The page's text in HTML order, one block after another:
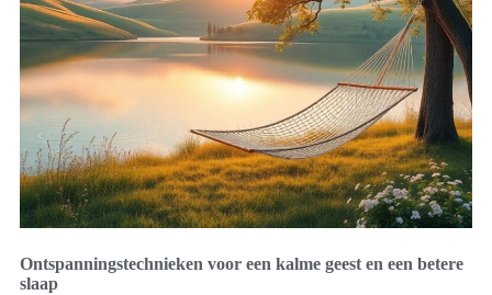
Ontspanningstechnieken voor een kalme geest en een betere
slaap